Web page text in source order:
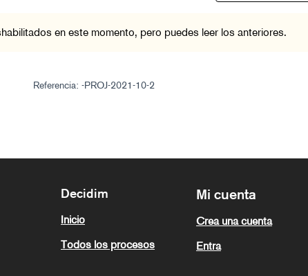
en este momento, pero puedes leer los anteriores.
Referencia: -PROJ-2021-10-2
Decidim
Inicio
Todos los procesos
Mi cuenta
Crea una cuenta
Entra